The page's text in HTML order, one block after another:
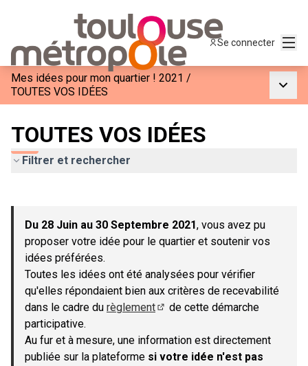
Se connecter
Mes idées pour mon quartier ! 2021 /
TOUTES VOS IDÉES
TOUTES VOS IDÉES
Filtrer et rechercher
−
Du 28 Juin au 30 Septembre 2021, vous avez pu
proposer votre idée pour le quartier et soutenir vos
idées préférées.
Toutes les idées ont été analysées pour vérifier
qu'elles répondaient bien aux critères de recevabilité
dans le cadre du règlement
de cette démarche
participative.
Au fur et à mesure, une information est directement
publiée sur la plateforme si votre idée n'est pas